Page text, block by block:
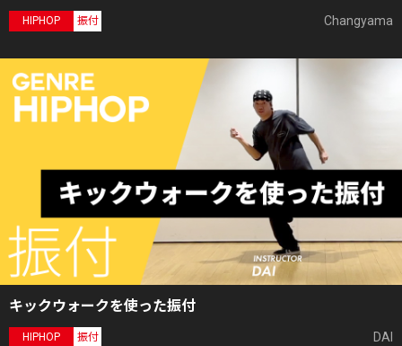
HIPHOP 振付 Changyama
キックウォークを使った振付
HIPHOP 振付 DAI